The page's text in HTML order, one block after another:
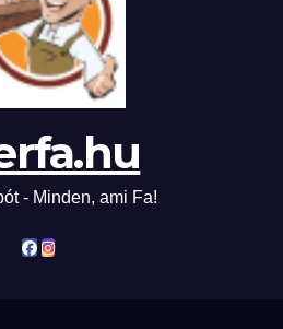
- Minden, ami Fa!